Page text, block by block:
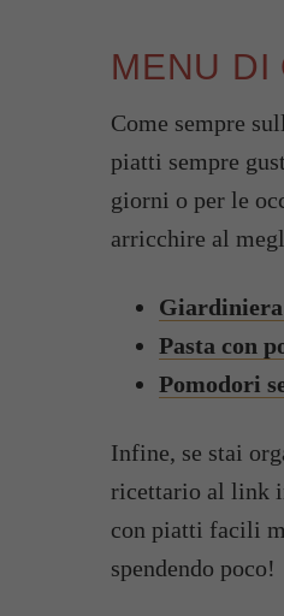
MENU DI
Come sempre
piatti sempre
giorni o per le
arricchire al
Pasta con
Pomodori
Infine, se stai
ricettario al link
con piatti facili
spendendo poco!